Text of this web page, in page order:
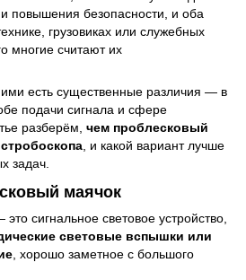
повышения безопасности, и оба
грузовиках или служебных
многие считают их
есть существенные различия — в
подачи сигнала и сфере
разберём, чем проблесковый
, и какой вариант лучше
задач.
маячок
сигнальное световое устройство,
световые вспышки или
, хорошо заметное с большого